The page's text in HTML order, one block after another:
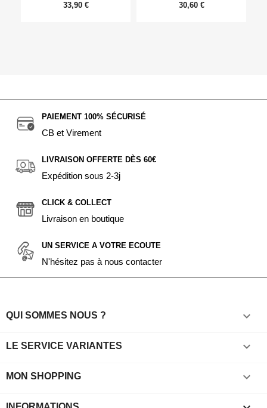
33,90 € 30,60 €
PAIEMENT 100% SÉCURISÉ
CB et Virement
LIVRAISON OFFERTE DÈS 60€
Expédition sous 2-3j
CLICK & COLLECT
Livraison en boutique
UN SERVICE A VOTRE ECOUTE
N'hésitez pas à nous contacter
QUI SOMMES NOUS ? 
LE SERVICE VARIANTES 
MON SHOPPING 